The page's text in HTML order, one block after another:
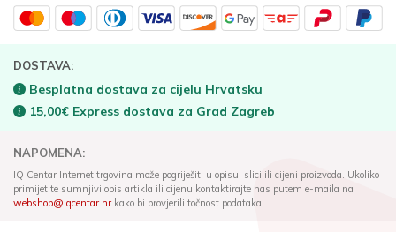
DOSTAVA:
Besplatna dostava za cijelu Hrvatsku
15,00€ Express dostava za Grad Zagreb
NAPOMENA:
IQ Centar Internet trgovina može pogriješiti u opisu, slici ili cijeni proizvoda. Ukoliko
primijetite sumnjivi opis artikla ili cijenu kontaktirajte nas putem e-maila na
webshop@iqcentar.hrkako bi provjerili točnost podataka.